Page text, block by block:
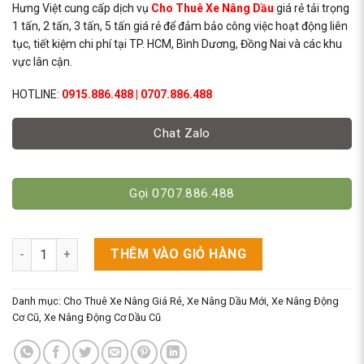
Hưng Việt cung cấp dịch vụ Cho Thuê Xe Nâng Dầu giá rẻ tải trọng
1 tấn, 2 tấn, 3 tấn, 5 tấn giá rẻ để đảm bảo công việc hoạt động liên
tục, tiết kiệm chi phí tại TP. HCM, Bình Dương, Đồng Nai và các khu
vực lân cận.
HOTLINE: 0915.886.488 0707.886.488
Chat Zalo
Gọi 0707.886.488
CHO THUÊ XE NÂNG DẦU GIÁ RẺ số lượng
THÊM VÀO GIỎ HÀNG
Danh mục: Cho Thuê Xe Nâng Giá Rẻ Xe Nâng Dầu Mới Xe Nâng Động
Cơ Cũ Xe Nâng Động Cơ Dầu Cũ